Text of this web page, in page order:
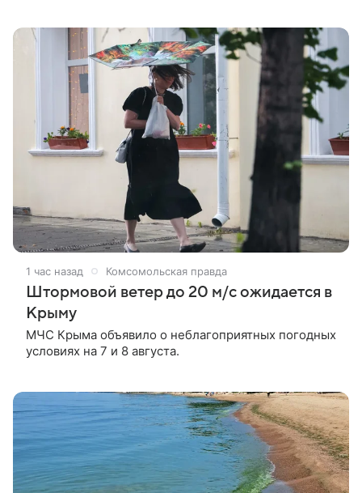
ошибок спутниковой навигации до локальных
отключений электроэнергии.
1 час назад Комсомольская правда
Штормовой ветер до 20 м/с ожидается в
Крыму
МЧС Крыма объявило о неблагоприятных погодных
условиях на 7 и 8 августа.